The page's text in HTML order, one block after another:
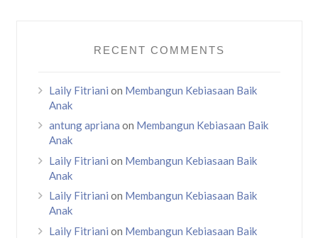
RECENT COMMENTS
Laily Fitriani on Membangun Kebiasaan Baik
Anak
antung apriana on Membangun Kebiasaan Baik
Anak
Laily Fitriani on Membangun Kebiasaan Baik
Anak
Laily Fitriani on Membangun Kebiasaan Baik
Anak
Laily Fitriani on Membangun Kebiasaan Baik